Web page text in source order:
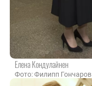
Елена Кондулайнен
Фото: Филипп Гончаров